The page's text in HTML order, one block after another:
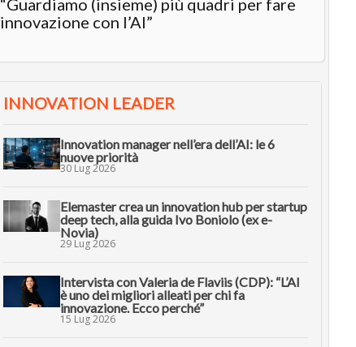
innovazione con l’AI”
INNOVATION LEADER
Innovation manager nell’era dell’AI: le 6
nuove priorità
30 Lug 2026
Elemaster crea un innovation hub per startup
deep tech, alla guida Ivo Boniolo (ex e-
Novia)
29 Lug 2026
Intervista con Valeria de Flaviis (CDP): “L’AI
è uno dei migliori alleati per chi fa
innovazione. Ecco perché”
15 Lug 2026